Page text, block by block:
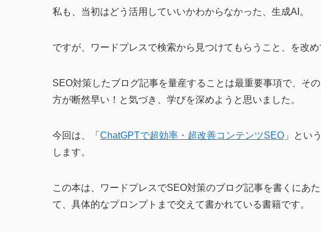
私も、当初はどう活用していいかわからなかった、生成AI。
ですが、ワードプレスで検索から見つけてもらうこと、を改め
SEO対策したブログ記事を量産することは最重要事項で、そ
方が断然早い！と気づき、学びを深めようと思いました。
今回は、「 ChatGPTで超効率・超改善コンテンツSEO 」とい
します。
この本は、ワードプレスでSEO対策のブログ記事を書くにあ
て、具体的なプロンプトまで交えて書かれている書籍です。